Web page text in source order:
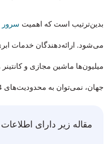
بدین‌ترتیب است که اهمیت سرور
می‌شود. ارائه‌دهندگان خدمات
میلیون‌ها ماشین مجازی و
جهان، نمی‌توان به محدودیت‌های IPv4 تکیه کرد.
مقاله زیر دارای